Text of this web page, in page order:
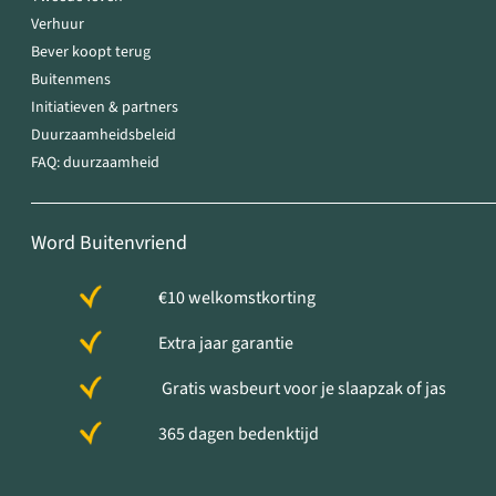
Verhuur
Bever koopt terug
Buitenmens
Initiatieven & partners
Duurzaamheidsbeleid
FAQ: duurzaamheid
Word Buitenvriend
€10 welkomstkorting
Extra jaar garantie
Gratis wasbeurt voor je slaapzak of jas
365 dagen bedenktijd